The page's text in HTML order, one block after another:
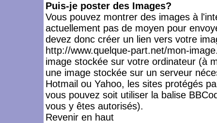
Puis-je poster des Images?
Vous pouvez montrer des images à
actuellement pas de moyen pour
devez donc créer un lien vers votre
http://www.quelque-part.net/mon-
image stockée sur votre ordinateur (à
une image stockée sur un serveur
Hotmail ou Yahoo, les sites protégés
vous pouvez soit utiliser la balise
vous y êtes autorisés).
Revenir en haut